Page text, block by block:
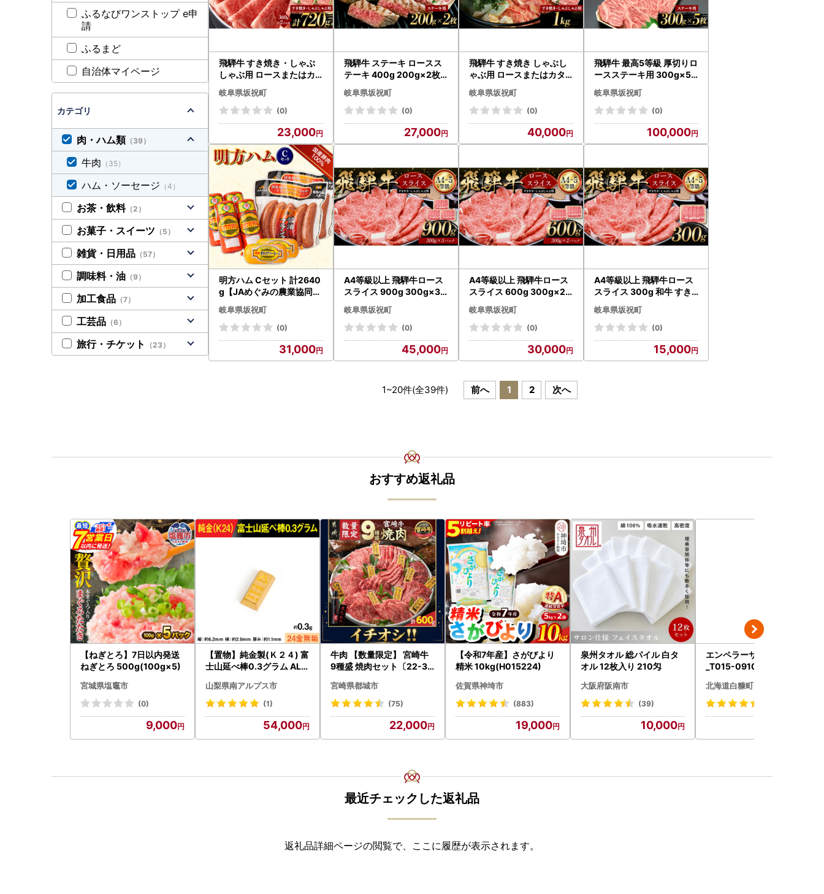
飛騨牛 すき焼き・しゃぶ
しゃぶ用 ロースまたはカ
タロース 720g 360g×2パ
ック 牛肉 最高級 肉 霜降り
F6M-314
岐阜県坂祝町
(0)
23,000
飛騨牛 ステーキ ロースス
テーキ 400g 200g×2枚
牛肉 最高級 肉 霜降り BBQ
焼肉 F6M-315
岐阜県坂祝町
(0)
27,000
飛騨牛 すき焼き しゃぶし
ゃぶ用 ロースまたはカタ
ロース 1kg 牛肉 最高級 肉
霜降り和牛 国産 岐阜県 F6
M-316
岐阜県坂祝町
(0)
40,000
飛騨牛 最高5等級 厚切りロ
ースステーキ用 300g×5
枚 岐阜県 肉 牛肉 ブランド
牛 ステーキ厚め 国産 旨味
黒毛和牛 和牛 冷凍 お取り
寄せ グルメ F6M-318
岐阜県坂祝町
(0)
100,000
明方ハム Cセット 計2640
g【JAめぐみの農業協同組
合】 ソーセージ ハム フラ
ンクフルト フランク おつ
まみ 惣菜 晩酌 ディナー 弁
当 ビール ワイン 酒のお供
食べ比べ 詰め合わせ 肉 食
品 国産 豚肉 1kg 以上 岐阜
岐阜県坂祝町
(0)
31,000
A4等級以上 飛騨牛ロース
スライス 900g 300g×3
パック 和牛 すき焼き しゃ
ぶしゃぶ 小分け 大容量 ブ
ランド牛 ネオプライムヒ
グチ 肉のひぐち お中元 お
歳暮 ギフト F6M-321
岐阜県坂祝町
(0)
45,000
A4等級以上 飛騨牛ロース
スライス 600g 300g×2
パック 和牛 すき焼き しゃ
ぶしゃぶ 小分け 大容量 ブ
ランド牛 ネオプライムヒ
グチ 肉のひぐち お中元 お
歳暮 ギフト F6M-322
岐阜県坂祝町
(0)
30,000
A4等級以上 飛騨牛ロース
スライス 300g 和牛 すき
焼き しゃぶしゃぶ 小分け
大容量 ブランド牛 ネオプ
ライムヒグチ 肉のひぐち
お中元 お歳暮 ギフト F6M
岐阜県坂祝町
(0)
15,000
1~20件(全39件) 前へ 1 2 次へ
ふるなびワンストップ e申
請
ふるまど
自治体マイページ
カテゴリ
肉・ハム類 （39）
牛肉 （35）
ハム・ソーセージ （4）
お茶・飲料（2）
お菓子・スイーツ （5）
雑貨・日用品 （57）
調味料・油 （9）
加工食品 （7）
工芸品 （6）
旅行・チケット （23）
おすすめ返礼品
【ねぎとろ】7日以内発送
ねぎとろ 500g(100g×5)
宮城県塩竈市
(0)
9,000
【置物】純金製(Ｋ２４) 富
士山延べ棒0.3グラム ALP
山梨県南アルプス市
(1)
54,000
牛肉 【数量限定】 宮崎牛
9種盛 焼肉セット〔22-31
シ!! 牛肉
宮崎県都城市
(75)
22,000
【令和7年産】さがびより
精米 10kg(H015224)
佐賀県神埼市
(883)
19,000
泉州タオル 総パイル 白タ
オル 12枚入り 210匁
大阪府阪南市
(39)
10,000
エンペラーサーモン 900g
_T015-0910
北海道白糠町
最近チェックした返礼品
返礼品詳細ページの閲覧で、ここに履歴が表示されます。